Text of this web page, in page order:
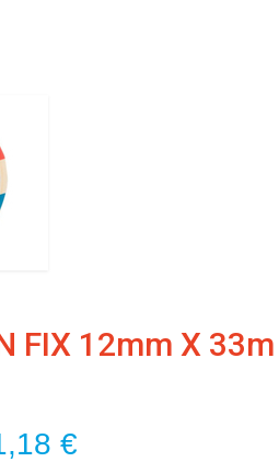
FIX 12mm X 33m
€